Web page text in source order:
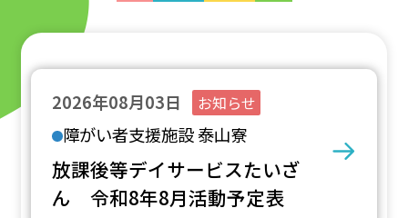
2026年08月03日 お知らせ
障がい者支援施設 泰山寮
放課後等デイサービスたいざ
ん 令和8年8月活動予定表